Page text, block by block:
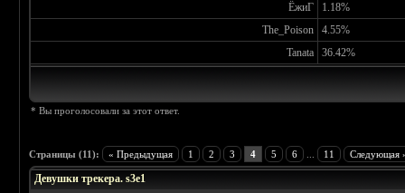
ЁжиГ
1.18%
The_Poison
4.55%
Tanata
36.42%
* Вы проголосовали за этот ответ.
Страницы (11): « Предыдущая 1 2 3 4 5 6 11 Следующая
Девушки трекера. s3e1